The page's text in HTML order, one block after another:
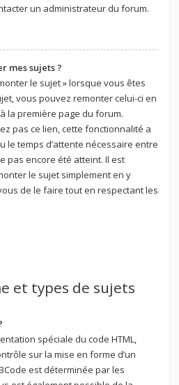
un administrateur du forum.
mes sujets ?
le sujet » lorsque vous êtes
vous pouvez remonter celui-ci en
la première page du forum.
pas ce lien, cette fonctionnalité a
le temps d’attente nécessaire entre
pas encore été atteint. Il est
le sujet simplement en y
de le faire tout en respectant les
et types de sujets
spéciale du code HTML,
sur la mise en forme d’un
est déterminée par les